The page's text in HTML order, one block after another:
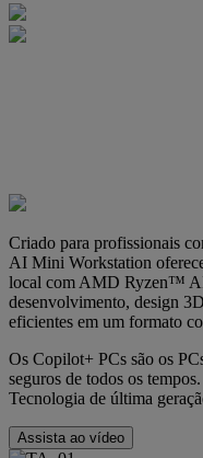
Criado para profissionais
AI Mini Workstation
local com AMD Ryzen™
desenvolvimento, design
eficientes em um formato
Os Copilot+ PCs são os
seguros de todos os tempos.
Tecnologia de última
Assista ao vídeo